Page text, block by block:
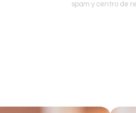
spam y centro de